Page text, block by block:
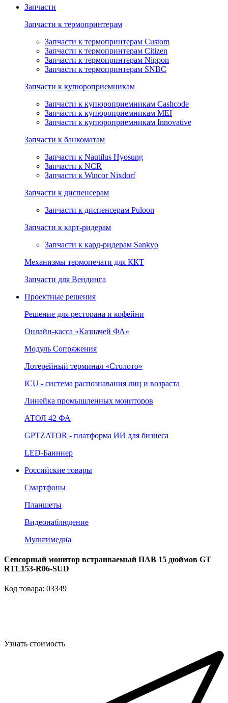
Запчасти
Запчасти к термопринтерам
Запчасти к термопринтерам Custom
Запчасти к термопринтерам Citizen
Запчасти к термопринтерам Nippon
Запчасти к термопринтерам SNBC
Запчасти к купюроприемникам
Запчасти к купюроприемникам Cashcode
Запчасти к купюроприемникам MEI
Запчасти к купюроприемникам Innovative
Запчасти к банкоматам
Запчасти к Nautilus Hyosung
Запчасти к NCR
Запчасти к Wincor Nixdorf
Запчасти к диспенсерам
Запчасти к диспенсерам Puloon
Запчасти к карт-ридерам
Запчасти к кард-ридерам Sankyo
Механизмы термопечати для ККТ
Запчасти для Вендинга
Проектные решения
Решение для ресторана и кофейни
Онлайн‑касса «Казначей ФА»
Модуль Сопряжения
Лотерейный терминал «Столото»
ICU - система распознавания лиц и возраста
Линейка промышленных мониторов
АТОЛ 42 ФА
GPTZATOR - платформа ИИ для бизнеса
LED-Банннер
Российские товары
Смартфоны
Планшеты
Видеонаблюдение
Мультимедиа
Сенсорный монитор встраиваемый ПАВ 15 дюймов GT
RTL153-R06-SUD
Код товара: 03349
Узнать стоимость